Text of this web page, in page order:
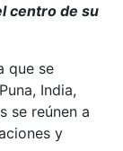
centro de su
que se
India,
se reúnen a
y